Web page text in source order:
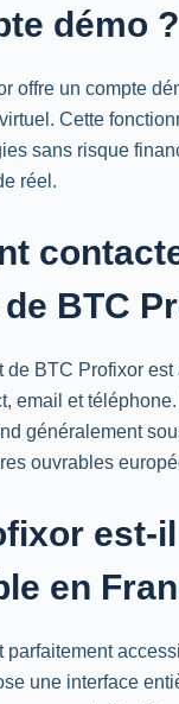
démo ?
offre un compte
Cette
sans risque
réel.
BTC
BTC Profixor est
email et téléphone.
généralement
ouvrables
est-il
en
parfaitement
une interface